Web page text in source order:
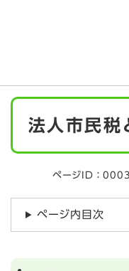
メニ
本
法人市民税
ページID：
ページ内目次